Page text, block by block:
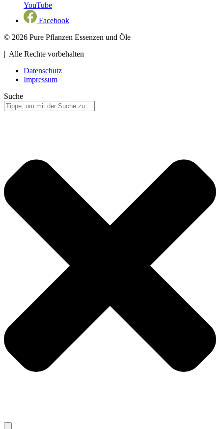
YouTube
Facebook
© 2026 Pure Pflanzen Essenzen und Öle
| Alle Rechte vorbehalten
Datenschutz
Impressum
Suche